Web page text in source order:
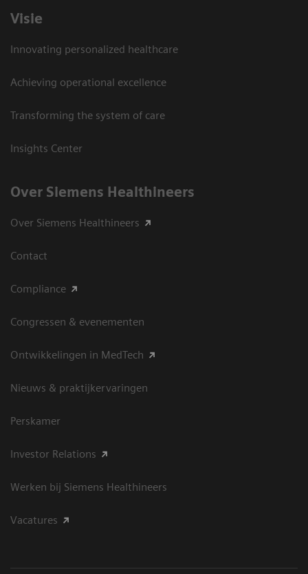
Visie
Innovating personalized healthcare
Achieving operational excellence
Transforming the system of care
Insights Center
Over Siemens Healthineers
Over Siemens Healthineers
Contact
Compliance
Congressen & evenementen
Ontwikkelingen in MedTech
Nieuws & praktijkervaringen
Perskamer
Investor Relations
Werken bij Siemens Healthineers
Vacatures